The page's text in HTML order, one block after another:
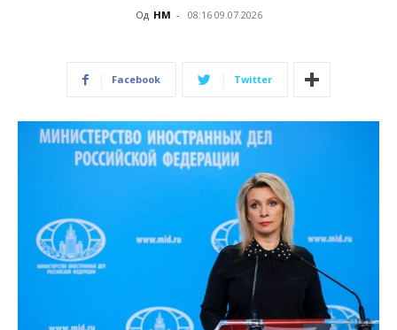
Од НМ - 08:16 09.07.2026
Facebook Twitter